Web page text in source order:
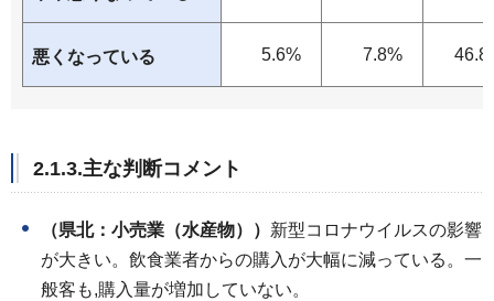
悪くなっている 5.6% 7.8%
2.1.3.主な判断コメント
（県北：小売業（水産物）） 新型コロナウイルスの影響
が大きい。飲食業者からの購入が大幅に減っている。一
般客も,購入量が増加していない。